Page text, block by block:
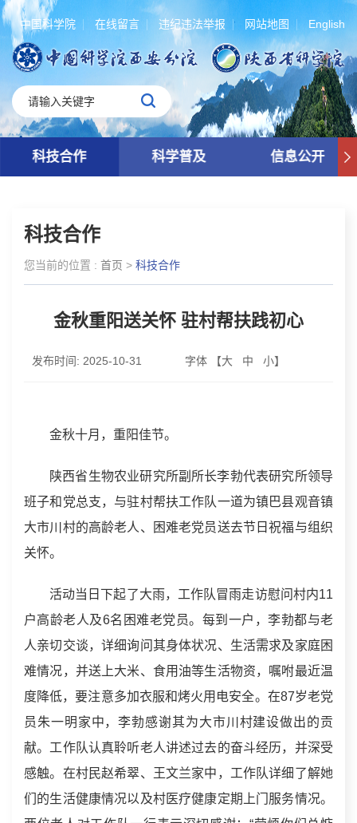
中国科学院 在线留言 违纪违法举报 网站地图 English
科技合作 科学普及 信息公开
科技合作
您当前的位置 : 首页 > 科技合作
金秋重阳送关怀 驻村帮扶践初心
发布时间: 2025-10-31 字体 【大 中 小】
金秋十月，重阳佳节。
陕西省生物农业研究所副所长李勃代表研究所领导
班子和党总支，与驻村帮扶工作队一道为镇巴县观音镇
大市川村的高龄老人、困难老党员送去节日祝福与组织
关怀。
活动当日下起了大雨，工作队冒雨走访慰问村内11
户高龄老人及6名困难老党员。每到一户，李勃都与老
人亲切交谈，详细询问其身体状况、生活需求及家庭困
难情况，并送上大米、食用油等生活物资，嘱咐最近温
度降低，要注意多加衣服和烤火用电安全。在87岁老党
员朱一明家中，李勃感谢其为大市川村建设做出的贡
献。工作队认真聆听老人讲述过去的奋斗经历，并深受
感触。在村民赵希翠、王文兰家中，工作队详细了解她
们的生活健康情况以及村医疗健康定期上门服务情况。